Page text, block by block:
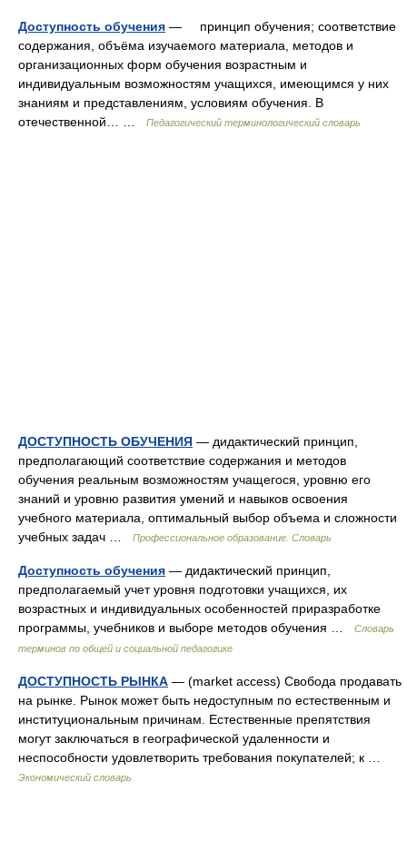
Доступность обучения — принцип обучения; соответствие
содержания, объёма изучаемого материала, методов и
организационных форм обучения возрастным и
индивидуальным возможностям учащихся, имеющимся у них
знаниям и представлениям, условиям обучения. В
отечественной… …
Педагогический терминологический словарь
ДОСТУПНОСТЬ ОБУЧЕНИЯ — дидактический принцип,
предполагающий соответствие содержания и методов
обучения реальным возможностям учащегося, уровню его
знаний и уровню развития умений и навыков освоения
учебного материала, оптимальный выбор объема и сложности
учебных задач …
Профессиональное образование. Словарь
Доступность обучения — дидактический принцип,
предполагаемый учет уровня подготовки учащихся, их
возрастных и индивидуальных особенностей приразработке
программы, учебников и выборе методов обучения …
Словарь
терминов по общей и социальной педагогике
ДОСТУПНОСТЬ РЫНКА — (market access) Свобода продавать
на рынке. Рынок может быть недоступным по естественным и
институциональным причинам. Естественные препятствия
могут заключаться в географической удаленности и
неспособности удовлетворить требования покупателей; к …
Экономический словарь